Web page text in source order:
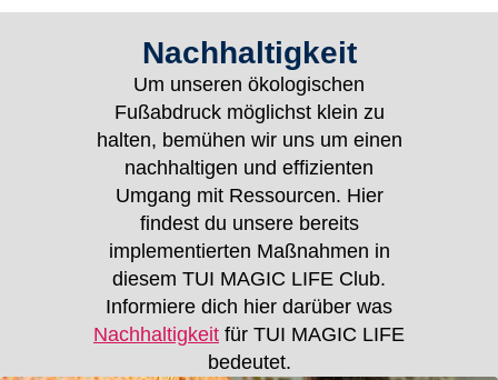
Nachhaltigkeit
Um unseren ökologischen
Fußabdruck möglichst klein zu
halten, bemühen wir uns um einen
nachhaltigen und effizienten
Umgang mit Ressourcen. Hier
findest du unsere bereits
implementierten Maßnahmen in
diesem TUI MAGIC LIFE Club.
Informiere dich hier darüber was
Nachhaltigkeit für TUI MAGIC LIFE
bedeutet.